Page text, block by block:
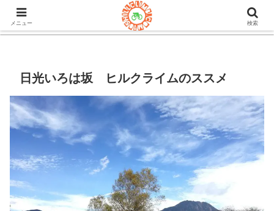
105ヒルクライム.comはロードバイク&グラベルのブログ。機材や
チューブレスタイヤのインプレや房総半島ライドの情報など。
日光いろは坂 ヒルクライムのススメ
メニュー 検索